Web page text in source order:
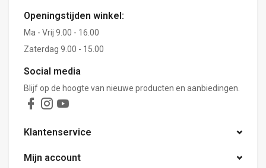
Openingstijden winkel:
Ma - Vrij 9.00 - 16.00
Zaterdag 9.00 - 15.00
Social media
Blijf op de hoogte van nieuwe producten en aanbiedingen.
Klantenservice
Mijn account